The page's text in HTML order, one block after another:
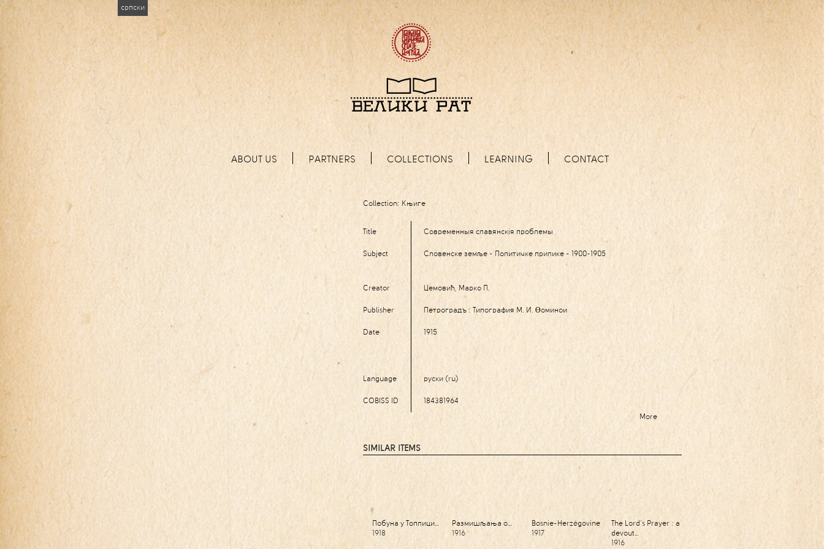
српски
ABOUT US PARTNERS COLLECTIONS LEARNING CONTACT
Collection: Књиге
Title Современныя славянскія проблемы
Subject Словенске земље - Политичке прилике - 1900-1905
Creator Цемовић, Марко П.
Publisher Петроградъ : Типография М. И. Өоминои
Date 1915
Language руски (ru)
COBISS ID 184381964
More
SIMILAR ITEMS
Побуна у Топлици…
1918
Размишљања о…
1916
Bosnie-Herzégovine
1917
The Lord's Prayer : a
devout…
1916